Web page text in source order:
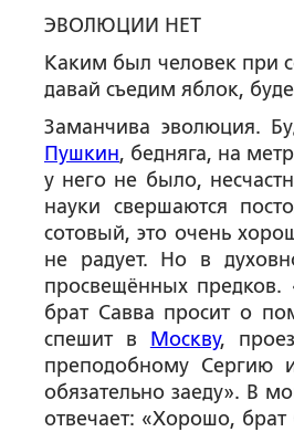
ЭВОЛЮЦИИ НЕТ
Каким был человек при
давай съедим яблок,
Заманчива эволюция.
Пушкин, бедняга, на
у него не было,
науки свершаются
сотовый, это очень
не радует. Но в
просвещённых предков.
брат Савва просит о
спешит в
Москву,
преподобному Сергию
обязательно заеду». В
отвечает: «Хорошо,